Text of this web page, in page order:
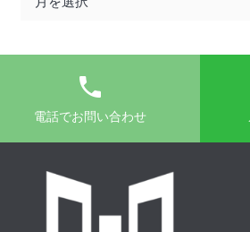
phone
電話でお問い合わせ